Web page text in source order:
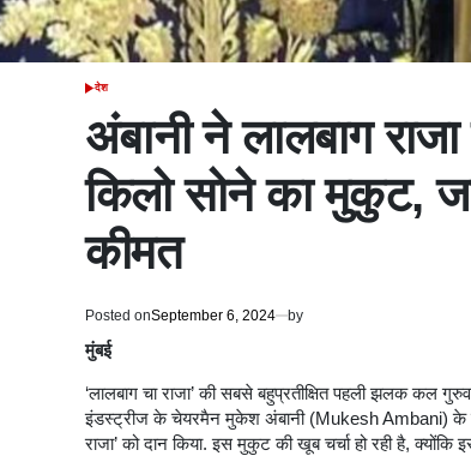
POSTED
देश
अंबानी ने लालबाग
किलो सोने का मुकुट,
कीमत
Posted onSeptember 6, 2024 by
मुंबई
‘लालबाग चा राजा’ की सबसे बहुप्रतीक्षित पहली झलक कल
इंडस्‍ट्रीज के चेयरमैन मुकेश अंबानी (Mukesh Ambani) के
राजा’ को दान किया. इस मुकुट की खूब चर्चा हो रही है,